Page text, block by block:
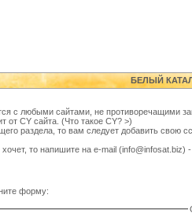
БЕЛЫЙ
с любыми сайтами, не противоречащими
от CY сайта. (Что такое CY? >)
раздела, то вам следует добавить
то напишите на e-mail (info@infosat.biz)
форму: